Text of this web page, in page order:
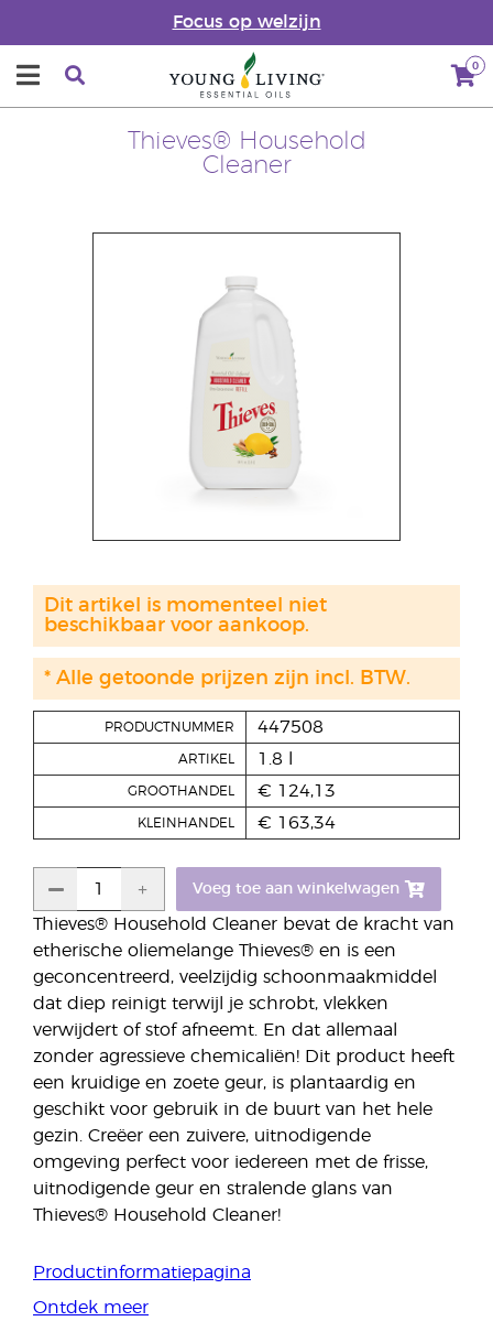
Focus op welzijn
0
Thieves® Household
Cleaner
Thieves® Household Cleaner bevat de kracht van
etherische oliemelange Thieves® en is een
geconcentreerd, veelzijdig schoonmaakmiddel
dat diep reinigt terwijl je schrobt, vlekken
verwijdert of stof afneemt. En dat allemaal
zonder agressieve chemicaliën! Dit product heeft
een kruidige en zoete geur, is plantaardig en
geschikt voor gebruik in de buurt van het hele
gezin. Creëer een zuivere, uitnodigende
omgeving perfect voor iedereen met de frisse,
uitnodigende geur en stralende glans van
Thieves® Household Cleaner!
Productinformatiepagina
Ontdek meer
PRODUCTNUMMER 447508
ARTIKEL 1.8 l
GROOTHANDEL € 124,13
KLEINHANDEL € 163,34
Voeg toe aan winkelwagen
Dit artikel is momenteel niet
beschikbaar voor aankoop.
* Alle getoonde prijzen zijn incl. BTW.